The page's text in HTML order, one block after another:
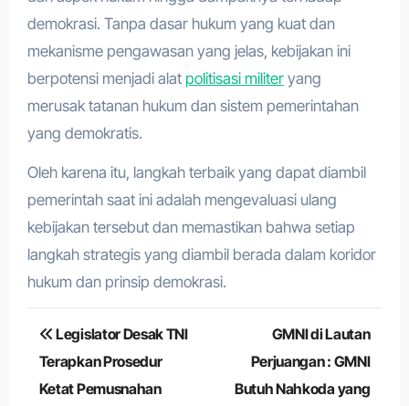
demokrasi. Tanpa dasar hukum yang kuat dan
mekanisme pengawasan yang jelas, kebijakan ini
berpotensi menjadi alat politisasi militeryang
merusak tatanan hukum dan sistem pemerintahan
yang demokratis.
Oleh karena itu, langkah terbaik yang dapat diambil
pemerintah saat ini adalah mengevaluasi ulang
kebijakan tersebut dan memastikan bahwa setiap
langkah strategis yang diambil berada dalam koridor
hukum dan prinsip demokrasi.
Navigasi
pos
Legislator Desak TNI
Terapkan Prosedur
Ketat Pemusnahan
GMNI di Lautan
Perjuangan : GMNI
Butuh Nahkoda yang